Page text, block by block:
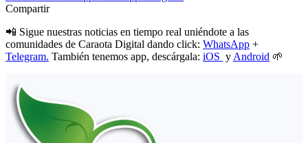
Compartir
📲 Sigue nuestras noticias en tiempo real uniéndote a las
comunidades de Caraota Digital dando click: WhatsApp +
Telegram. También tenemos app, descárgala: iOS y Android 🌱